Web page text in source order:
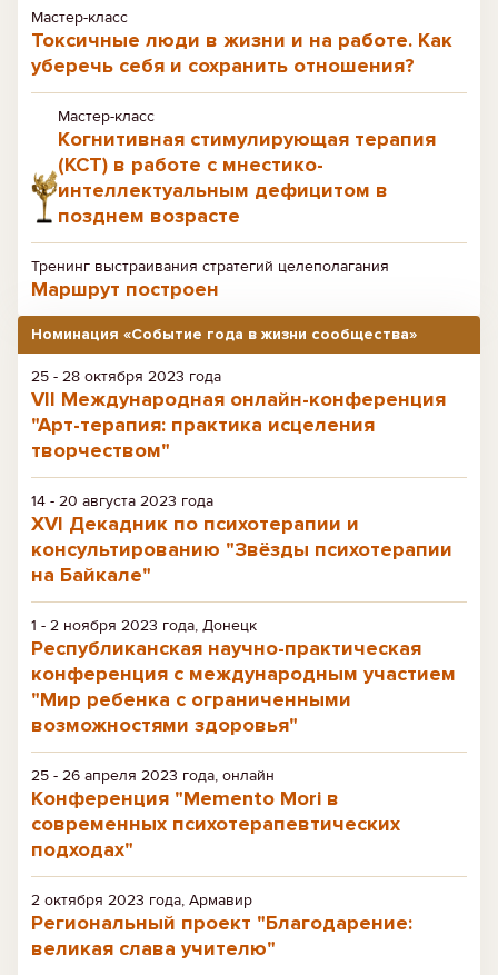
Мастер-класс
Токсичные люди в жизни и на работе. Как
уберечь себя и сохранить отношения?
Мастер-класс
Когнитивная стимулирующая терапия
(КСТ) в работе с мнестико-
интеллектуальным дефицитом в
позднем возрасте
Тренинг выстраивания стратегий целеполагания
Маршрут построен
Номинация «Событие года в жизни сообщества»
25 - 28 октября 2023 года
VII Международная онлайн-конференция
"Арт-терапия: практика исцеления
творчеством"
14 - 20 августа 2023 года
XVI Декадник по психотерапии и
консультированию "Звёзды психотерапии
на Байкале"
1 - 2 ноября 2023 года, Донецк
Республиканская научно-практическая
конференция с международным участием
"Мир ребенка с ограниченными
возможностями здоровья"
25 - 26 апреля 2023 года, онлайн
Конференция "Memento Mori в
современных психотерапевтических
подходах"
2 октября 2023 года, Армавир
Региональный проект "Благодарение:
великая слава учителю"